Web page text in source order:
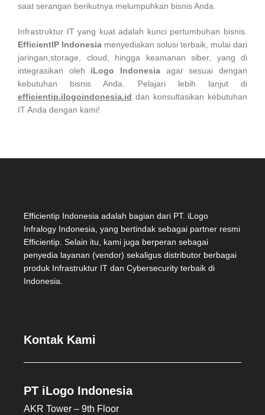
saat serangan berikutnya melumpuhkan bisnis Anda.
Infrastruktur IT yang kuat adalah kunci pertumbuhan bisnis.
EfficientIP Indonesia menyediakan solusi terbaik, mulai dari
jaringan,storage, cloud, hingga keamanan siber, yang di
integrasikan oleh iLogo Indonesia agar sesuai dengan
kebutuhan bisnis Anda. Pelajari lebih lanjut di
efficientip.ilogoindonesia.id dan konsultasikan kebutuhan
IT Anda dengan kami!
Efficientip Indonesia adalah bagian dari PT. iLogo
Infralogy Indonesia, yang bertindak sebagai partner resmi
Efficientip. Selain itu, kami juga berperan sebagai
penyedia layanan (vendor) sekaligus distributor berbagai
produk Infrastruktur IT dan Cybersecurity terbaik di
Indonesia.
Kontak Kami
PT iLogo Indonesia
AKR Tower – 9th Floor